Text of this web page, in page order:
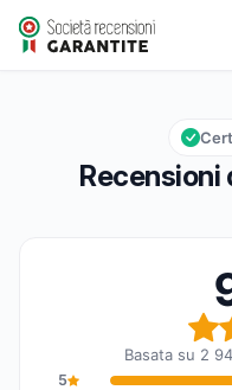
Aden
Valutazione globale: 9,7 su
9,7/10
Recensioni
Basata su 2
5